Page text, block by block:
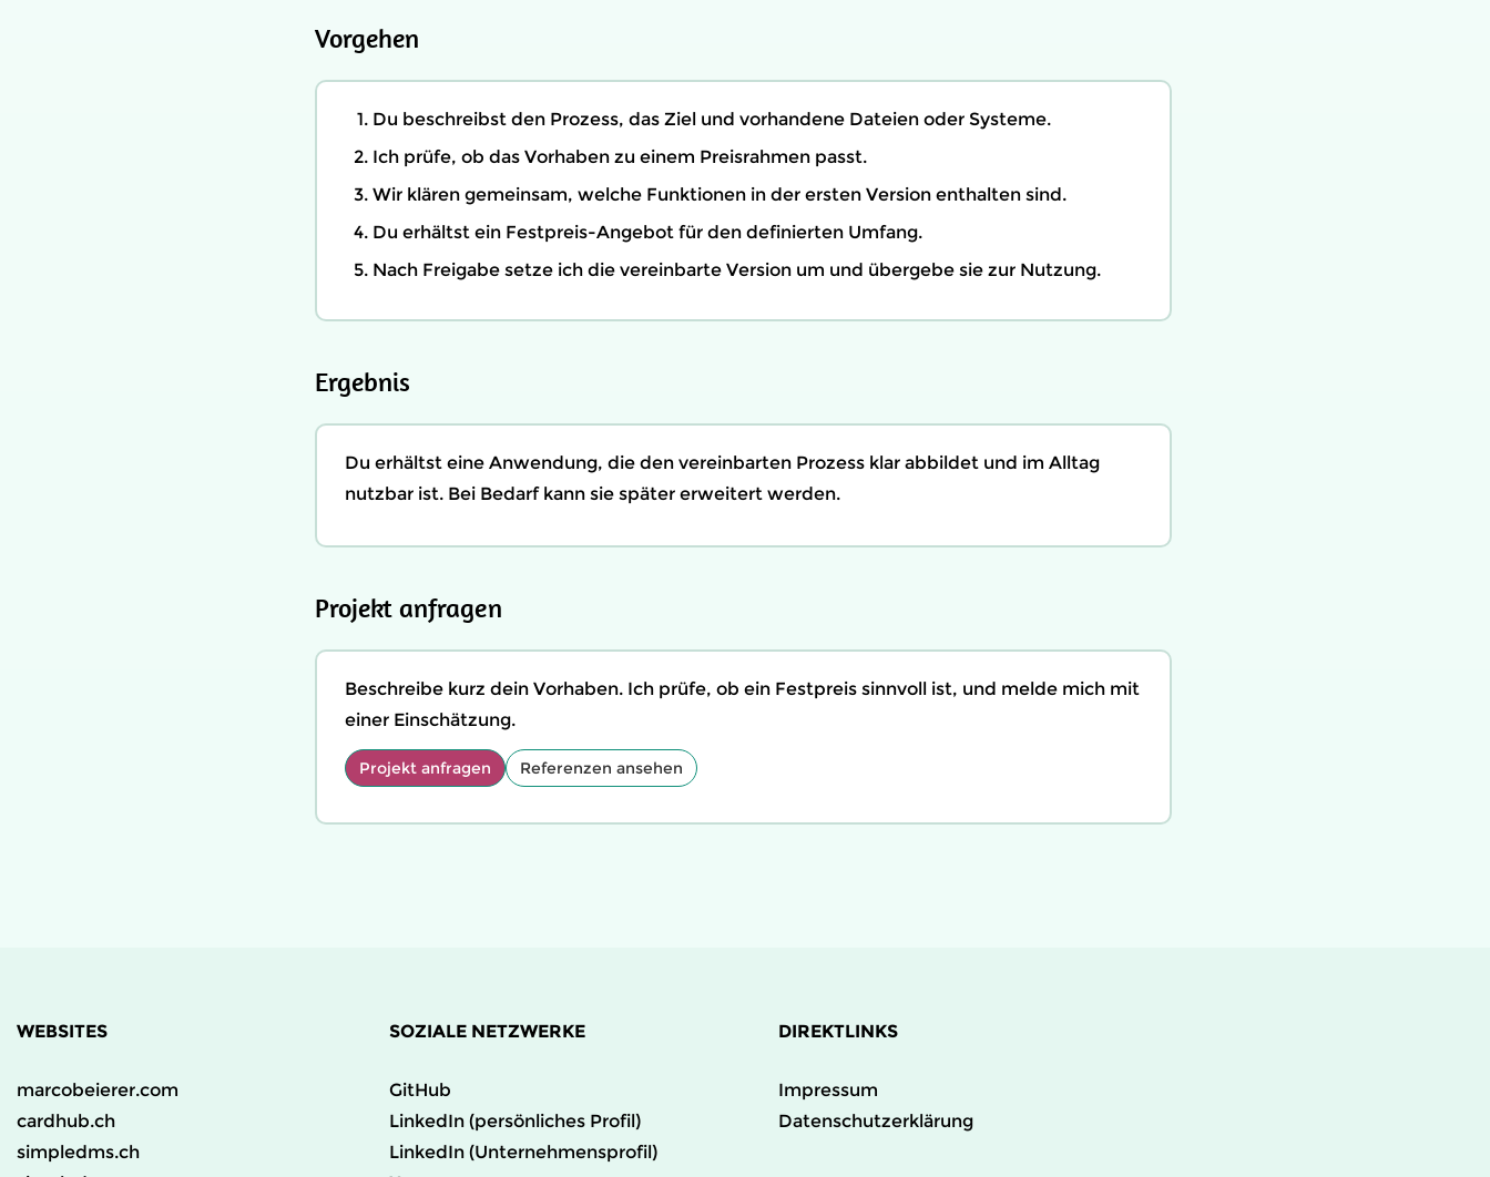
Vorgehen
Du beschreibst den Prozess, das Ziel und vorhandene Dateien oder Systeme.
Ich prüfe, ob das Vorhaben zu einem Preisrahmen passt.
Wir klären gemeinsam, welche Funktionen in der ersten Version enthalten sind.
Du erhältst ein Festpreis-Angebot für den definierten Umfang.
Nach Freigabe setze ich die vereinbarte Version um und übergebe sie zur Nutzung.
Ergebnis
Du erhältst eine Anwendung, die den vereinbarten Prozess klar abbildet und im Alltag
nutzbar ist. Bei Bedarf kann sie später erweitert werden.
Projekt anfragen
Beschreibe kurz dein Vorhaben. Ich prüfe, ob ein Festpreis sinnvoll ist, und melde mich mit
einer Einschätzung.
Projekt anfragen Referenzen ansehen
WEBSITES
marcobeierer.com
cardhub.ch
simpledms.ch
SOZIALE NETZWERKE
GitHub
LinkedIn (persönliches Profil)
LinkedIn (Unternehmensprofil)
DIREKTLINKS
Impressum
Datenschutzerklärung